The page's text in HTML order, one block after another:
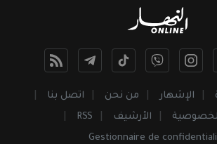
الإشهار من نحن
اتصل بنا
الأرشيف
RSS
Gestionnaire de